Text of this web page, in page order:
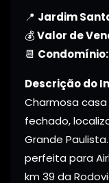
📍 Jardim
💰Valor de
📆 Condomínio:
Descrição do
Charmosa
fechado,
Grande
perfeita para
km 39 da